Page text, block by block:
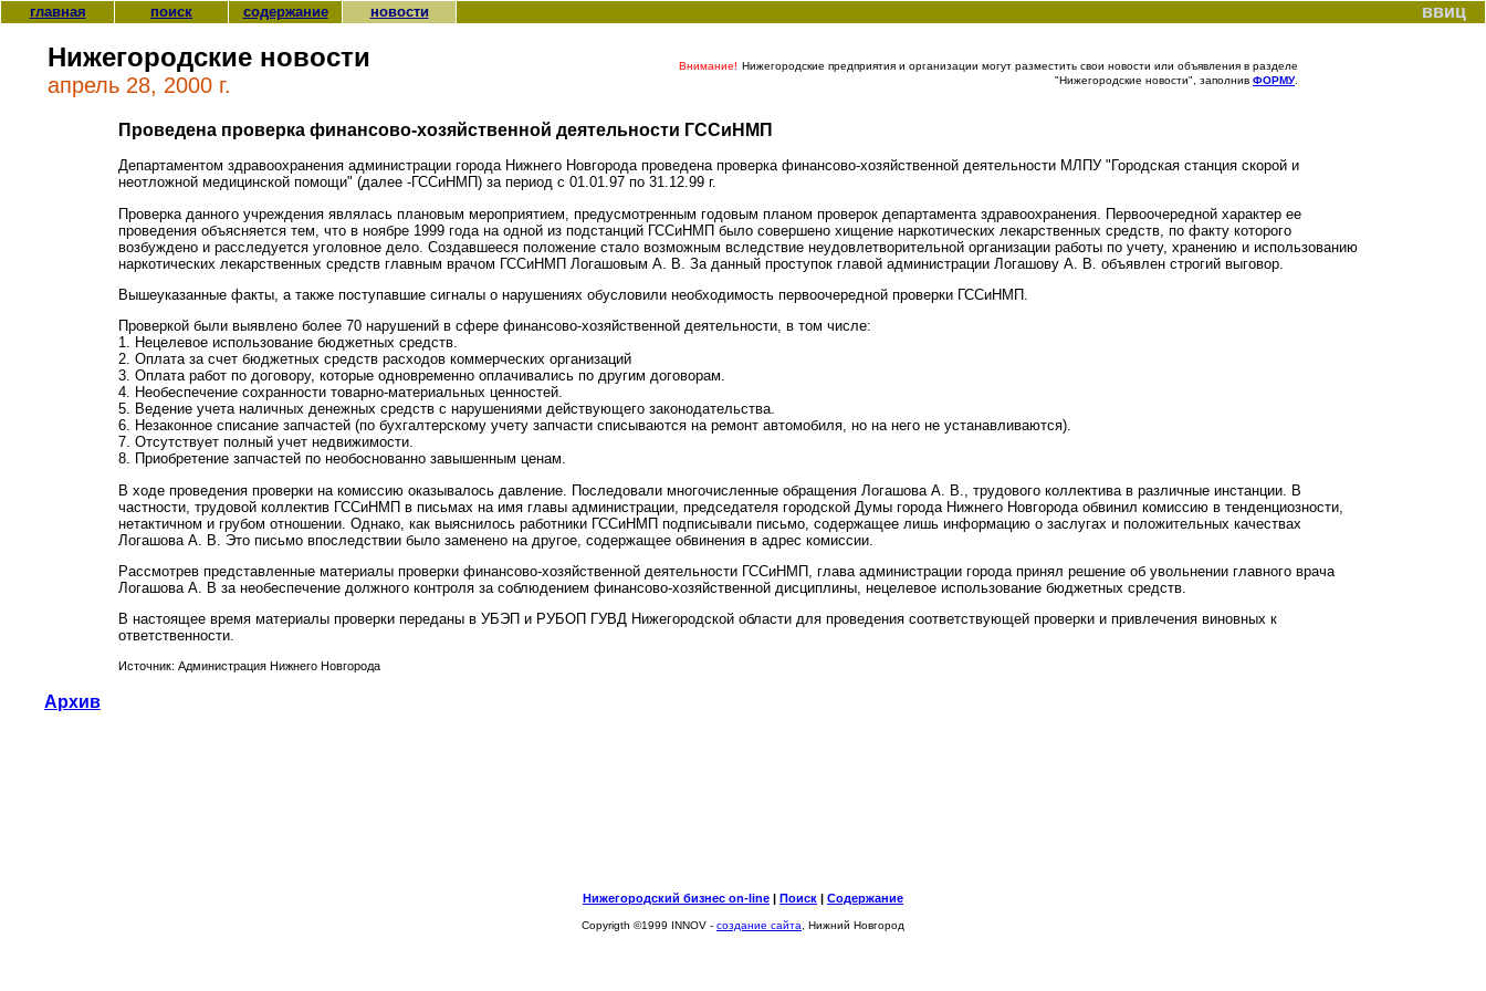
главная поиск содержание новости ввиц
Нижегородские новости
апрель 28, 2000 г.
Внимание! Нижегородские предприятия и организации могут разместить свои новости или объявления в разделе
"Нижегородские новости", заполнив ФОРМУ.
Проведена проверка финансово-хозяйственной деятельности ГССиНМП
Департаментом здравоохранения администрации города Нижнего Новгорода проведена проверка финансово-хозяйственной деятельности МЛПУ "Городская станция скорой и
неотложной медицинской помощи" (далее -ГССиНМП) за период с 01.01.97 по 31.12.99 г.
Проверка данного учреждения являлась плановым мероприятием, предусмотренным годовым планом проверок департамента здравоохранения. Первоочередной характер ее
проведения объясняется тем, что в ноябре 1999 года на одной из подстанций ГССиНМП было совершено хищение наркотических лекарственных средств, по факту которого
возбуждено и расследуется уголовное дело. Создавшееся положение стало возможным вследствие неудовлетворительной организации работы по учету, хранению и использованию
наркотических лекарственных средств главным врачом ГССиНМП Логашовым А. В. За данный проступок главой администрации Логашову А. В. объявлен строгий выговор.
Вышеуказанные факты, а также поступавшие сигналы о нарушениях обусловили необходимость первоочередной проверки ГССиНМП.
Проверкой были выявлено более 70 нарушений в сфере финансово-хозяйственной деятельности, в том числе:
1. Нецелевое использование бюджетных средств.
2. Оплата за счет бюджетных средств расходов коммерческих организаций
3. Оплата работ по договору, которые одновременно оплачивались по другим договорам.
4. Необеспечение сохранности товарно-материальных ценностей.
5. Ведение учета наличных денежных средств с нарушениями действующего законодательства.
6. Незаконное списание запчастей (по бухгалтерскому учету запчасти списываются на ремонт автомобиля, но на него не устанавливаются).
7. Отсутствует полный учет недвижимости.
8. Приобретение запчастей по необоснованно завышенным ценам.
В ходе проведения проверки на комиссию оказывалось давление. Последовали многочисленные обращения Логашова А. В., трудового коллектива в различные инстанции. В
частности, трудовой коллектив ГССиНМП в письмах на имя главы администрации, председателя городской Думы города Нижнего Новгорода обвинил комиссию в тенденциозности,
нетактичном и грубом отношении. Однако, как выяснилось работники ГССиНМП подписывали письмо, содержащее лишь информацию о заслугах и положительных качествах
Логашова А. В. Это письмо впоследствии было заменено на другое, содержащее обвинения в адрес комиссии.
Рассмотрев представленные материалы проверки финансово-хозяйственной деятельности ГССиНМП, глава администрации города принял решение об увольнении главного врача
Логашова А. В за необеспечение должного контроля за соблюдением финансово-хозяйственной дисциплины, нецелевое использование бюджетных средств.
В настоящее время материалы проверки переданы в УБЭП и РУБОП ГУВД Нижегородской области для проведения соответствующей проверки и привлечения виновных к
ответственности.
Источник: Администрация Нижнего Новгорода
Архив
Нижегородский бизнес on-line | Поиск | Содержание
Copyrigth ©1999 INNOV - создание сайта , Нижний Новгород